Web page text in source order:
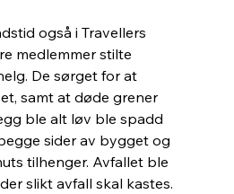
også i Travellers
medlemmer stilte
De sørget for at
samt at døde grener
ble alt løv ble spadd
sider av bygget og
tilhenger. Avfallet ble
slikt avfall skal kastes.